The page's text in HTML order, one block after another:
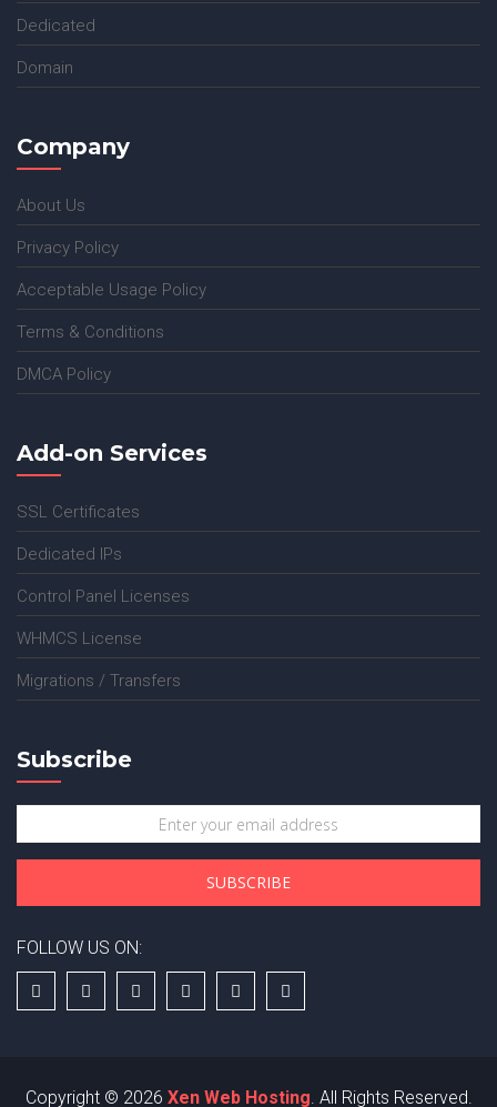
Dedicated
Domain
Company
About Us
Privacy Policy
Acceptable Usage Policy
Terms & Conditions
DMCA Policy
Add-on Services
SSL Certificates
Dedicated IPs
Control Panel Licenses
WHMCS License
Migrations / Transfers
Subscribe
FOLLOW US ON:
Copyright © 2026 Xen Web Hosting. All Rights Reserved.